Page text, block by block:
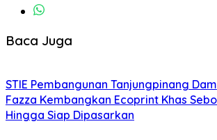
Baca Juga
STIE Pembangunan Tanjungpinang
Fazza Kembangkan Ecoprint Khas
Hingga Siap Dipasarkan